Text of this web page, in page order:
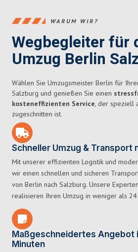
WARUM WIR?
Wegbegleiter für
Umzug Berlin
Wählen Sie Umzugsmeister Berlin für
Salzburg und genießen Sie einen
kosteneffizienten Service, der speziell
zugeschnitten ist.
Schneller Umzug & Transport
Mit unserer effizienten Logistik und
wir einen schnellen und sicheren
von Berlin nach Salzburg. Unsere
realisieren Ihren Umzug in weniger als 24
Maßgeschneidertes Angebot
Minuten